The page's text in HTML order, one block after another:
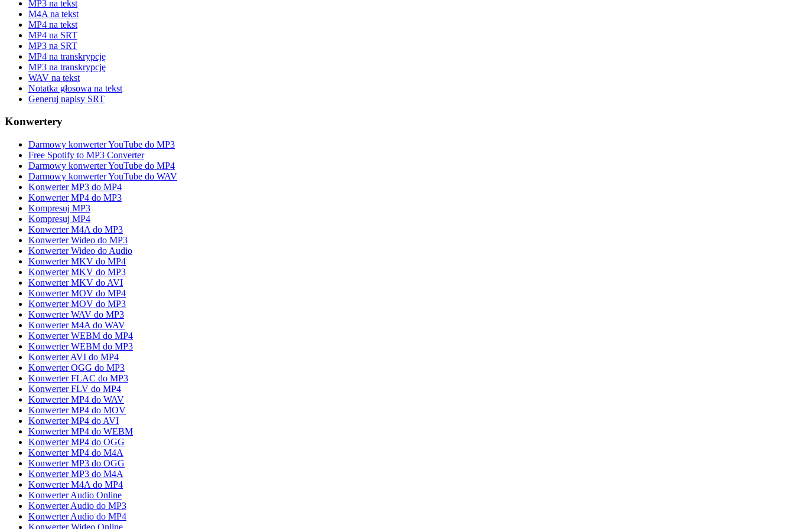
MP3 na tekst
M4A na tekst
MP4 na tekst
MP4 na SRT
MP3 na SRT
MP4 na transkrypcję
MP3 na transkrypcję
WAV na tekst
Notatka głosowa na tekst
Generuj napisy SRT
Konwertery
Darmowy konwerter YouTube do MP3
Free Spotify to MP3 Converter
Darmowy konwerter YouTube do MP4
Darmowy konwerter YouTube do WAV
Konwerter MP3 do MP4
Konwerter MP4 do MP3
Kompresuj MP3
Kompresuj MP4
Konwerter M4A do MP3
Konwerter Wideo do MP3
Konwerter Wideo do Audio
Konwerter MKV do MP4
Konwerter MKV do MP3
Konwerter MKV do AVI
Konwerter MOV do MP4
Konwerter MOV do MP3
Konwerter WAV do MP3
Konwerter M4A do WAV
Konwerter WEBM do MP4
Konwerter WEBM do MP3
Konwerter AVI do MP4
Konwerter OGG do MP3
Konwerter FLAC do MP3
Konwerter FLV do MP4
Konwerter MP4 do WAV
Konwerter MP4 do MOV
Konwerter MP4 do AVI
Konwerter MP4 do WEBM
Konwerter MP4 do OGG
Konwerter MP4 do M4A
Konwerter MP3 do OGG
Konwerter MP3 do M4A
Konwerter M4A do MP4
Konwerter Audio Online
Konwerter Audio do MP3
Konwerter Audio do MP4
Konwerter Wideo Online